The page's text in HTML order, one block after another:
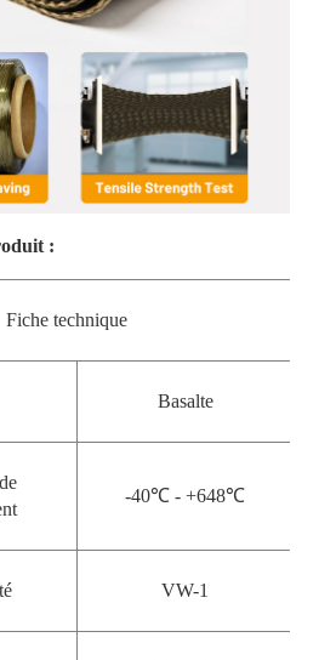
:
Fiche technique
Basalte
-40℃ - +648℃
VW-1